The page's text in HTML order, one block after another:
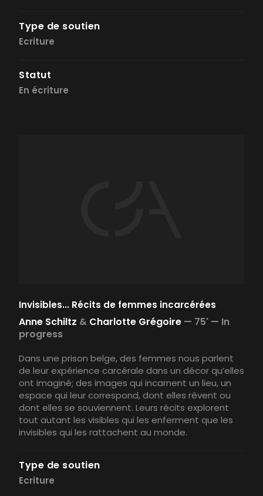
Type de soutien
Ecriture
Statut
En écriture
Invisibles... Récits de femmes incarcérées
Anne Schiltz & Charlotte Grégoire — 75' — In
progress
Dans une prison belge, des femmes nous parlent
de leur expérience carcérale dans un décor qu’elles
ont imaginé; des images qui incarnent un lieu, un
espace qui leur correspond, dont elles rêvent ou
dont elles se souviennent. Leurs récits explorent
tout autant les visibles qui les enferment que les
invisibles qui les rattachent au monde.
Type de soutien
Ecriture